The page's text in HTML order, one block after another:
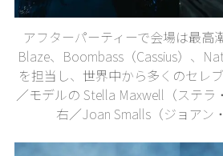
アフターパーティーで会場は最高
Blaze、Boombass（Cassius）、
を担当し、世界中から多くのセ
／モデルの Stella Maxwell（ステラ
右／Joan Smalls（ジョアン